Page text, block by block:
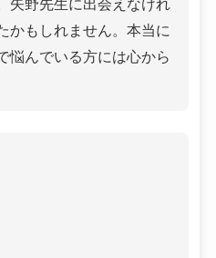
矢野先生に出会えなけれ
かもしれません。本当に
悩んでいる方には心から